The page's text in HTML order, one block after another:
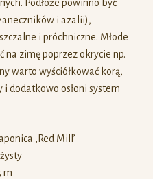
Podłoże powinno być
i azalii),
i próchniczne. Młode
na zimę poprzez okrycie np.
warto wyściółkować korą,
dodatkowo osłoni system
‚Red Mill’
m